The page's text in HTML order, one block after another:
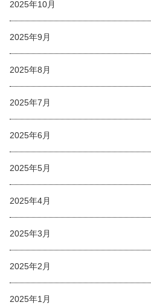
2025年10月
2025年9月
2025年8月
2025年7月
2025年6月
2025年5月
2025年4月
2025年3月
2025年2月
2025年1月